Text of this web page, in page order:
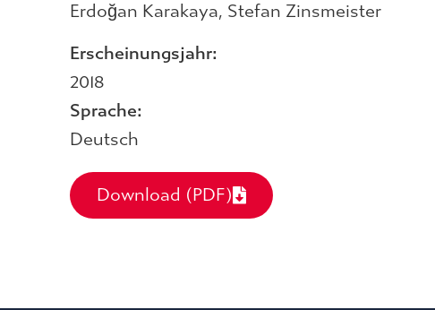
Erdoğan Karakaya, Stefan Zinsmeister
Erscheinungsjahr:
2018
Sprache:
Deutsch
Download (PDF)